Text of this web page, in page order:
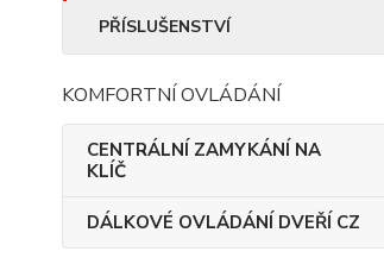
PŘÍSLUŠENSTVÍ
KOMFORTNÍ OVLÁDÁNÍ
CENTRÁLNÍ ZAMYKÁNÍ NA
KLÍČ
DÁLKOVÉ OVLÁDÁNÍ DVEŘÍ CZ